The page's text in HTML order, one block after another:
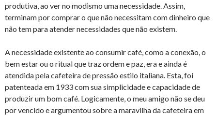
produtiva, ao ver no modismo uma necessidade. Assim,
terminam por comprar o que não necessitam com dinheiro que
não tem para atender necessidades que não existem.
A necessidade existente ao consumir café, como a conexão, o
bem estar ou o ritual que traz ordem e paz, era e ainda é
atendida pela cafeteira de pressão estilo italiana. Esta, foi
patenteada em 1933 com sua simplicidade e capacidade de
produzir um bom café. Logicamente, o meu amigo não se deu
por vencido e argumentou sobre a maravilha da cafeteira em